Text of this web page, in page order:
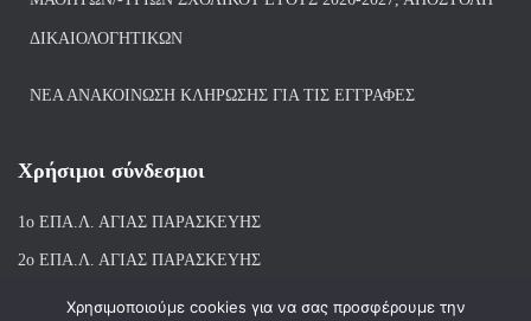
ΔΙΚΑΙΟΛΟΓΗΤΙΚΏΝ
ΝΕΑ ΑΝΑΚΟΙΝΩΣΗ ΚΛΗΡΩΣΗΣ ΓΙΑ ΤΙΣ ΕΓΓΡΑΦΕΣ
Χρήσιμοι σύνδεσμοι
1ο ΕΠΑ.Λ. ΑΓΙΑΣ ΠΑΡΑΣΚΕΥΗΣ
2ο ΕΠΑ.Λ. ΑΓΙΑΣ ΠΑΡΑΣΚΕΥΗΣ
1ο Ε.Κ. ΑΓΙΑΣ ΠΑΡΑΣΚΕΥΗΣ
Χρησιμοποιούμε cookies για να σας προσφέρουμε την